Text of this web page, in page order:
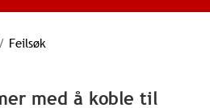
/ Feilsøk
med å koble til